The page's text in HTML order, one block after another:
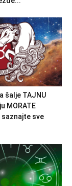
šalje TAJNU
MORATE
saznajte sve